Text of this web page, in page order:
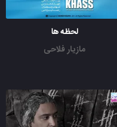
لحظه ها
مازیار فلاحی